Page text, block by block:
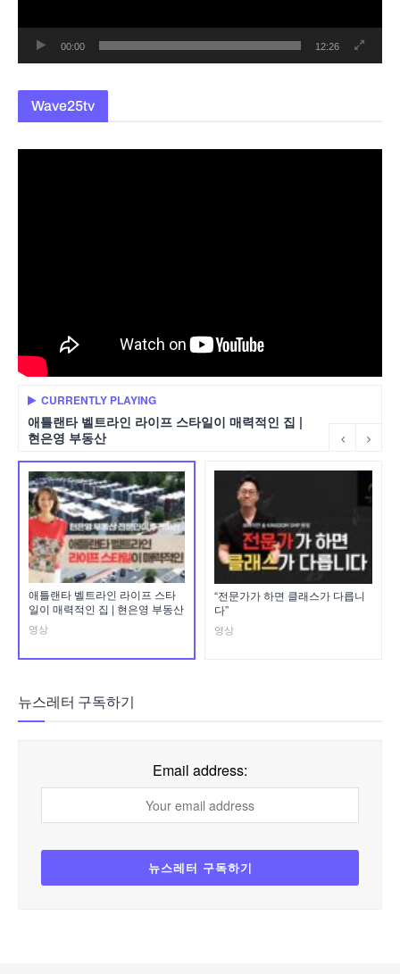
00:00 12:26
Wave25tv
CURRENTLY PLAYING
애틀랜타 벨트라인 라이프 스타일이 매력적인 집 |
현은영 부동산
애틀랜타 벨트라인 라이프 스타
일이 매력적인 집 | 현은영 부동산
영상
“전문가가 하면 클래스가 다릅니
다”
영상
뉴스레터 구독하기
Email address: